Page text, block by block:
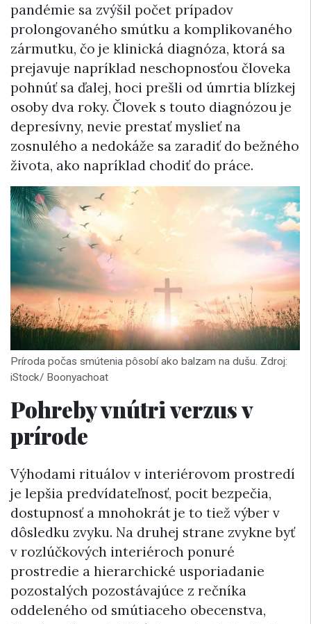
pandémie sa zvýšil počet prípadov
prolongovaného smútku a komplikovaného
zármutku, čo je klinická diagnóza, ktorá sa
prejavuje napríklad neschopnosťou človeka
pohnúť sa ďalej, hoci prešli od úmrtia blízkej
osoby dva roky. Človek s touto diagnózou je
depresívny, nevie prestať myslieť na
zosnulého a nedokáže sa zaradiť do bežného
života, ako napríklad chodiť do práce.
Príroda počas smútenia pôsobí ako balzam na dušu. Zdroj:
iStock/ Boonyachoat
Pohreby vnútri verzus v
prírode
Výhodami rituálov v interiérovom prostredí
je lepšia predvídateľnosť, pocit bezpečia,
dostupnosť a mnohokrát je to tiež výber v
dôsledku zvyku. Na druhej strane zvykne byť
v rozlúčkových interiéroch ponuré
prostredie a hierarchické usporiadanie
pozostalých pozostávajúce z rečníka
oddeleného od smútiaceho obecenstva,